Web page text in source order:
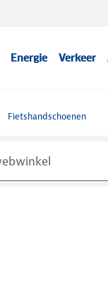
Energie Verkeer
Fietshandschoenen